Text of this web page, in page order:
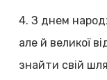
4. З днем
але й великої
знайти свій